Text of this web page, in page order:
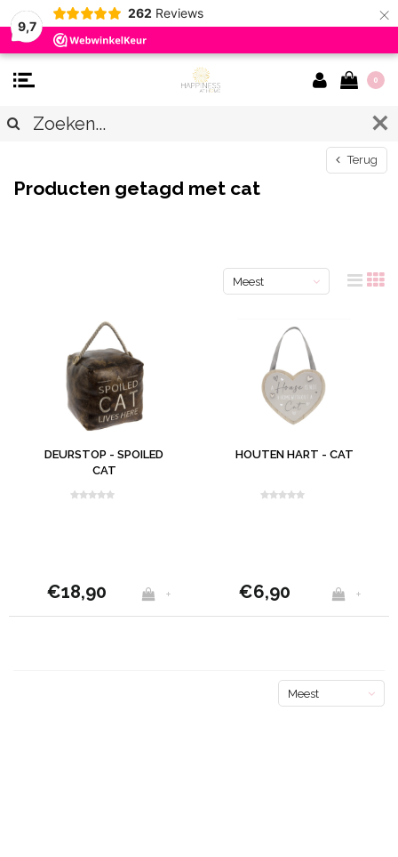
9,7
262 Reviews ×
0
Terug
Producten getagd met cat
Meest
DEURSTOP - SPOILED
CAT
€18,90 +
HOUTEN HART - CAT
€6,90 +
Meest